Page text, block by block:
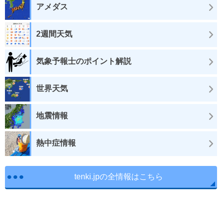
アメダス
2週間天気
気象予報士のポイント解説
世界天気
地震情報
熱中症情報
tenki.jpの全情報はこちら